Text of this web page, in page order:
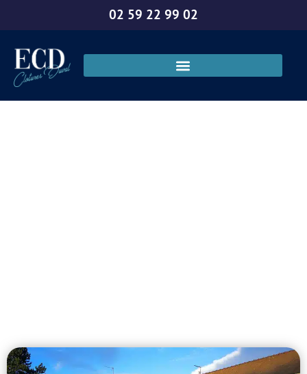
02 59 22 99 02